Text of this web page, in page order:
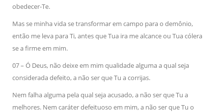
obedecer-Te.
Mas se minha vida se transformar em campo para o demônio,
então me leva para Ti, antes que Tua ira me alcance ou Tua cólera
se a firme em mim.
07 – Ó Deus, não deixe em mim qualidade alguma a qual seja
considerada defeito, a não ser que Tu a corrijas.
Nem falha alguma pela qual seja acusado, a não ser que Tu a
melhores. Nem caráter defeituoso em mim, a não ser que Tu o